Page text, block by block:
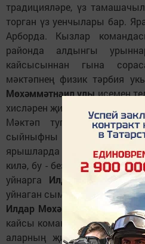
традицияләре, үз
торган үз уенчылары бар.
Арборда. Кызлар
районда алдынгы
кайсысыннан гына
мәктәпнең физик тәрбия
Мөхәммәтнаил улыисемен
хисләрен җиткерә.
Мәктәп тугызеллыкка
сыйныфны балаларЧепья
ярышларда Арбор
килә, бу - безнең өчен иң
уйнарга Илдар абый
уйнаган сыман", - диләр
Илдар Мөхәммәтнаилевич
кайсы команда өчен уйнаса
аларның җиңүгә омтылуы,